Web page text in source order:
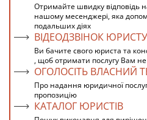
Отримайте швидку відповідь
нашому месенджері, яка
подальших діях
ВІДЕОДЗВІНОК ЮРИСТУ
Ви бачите свого юриста та
, щоб отримати послугу Вам
ОГОЛОСІТЬ ВЛАСНИЙ
Про надання юридичної
пропозицію
КАТАЛОГ ЮРИСТІВ